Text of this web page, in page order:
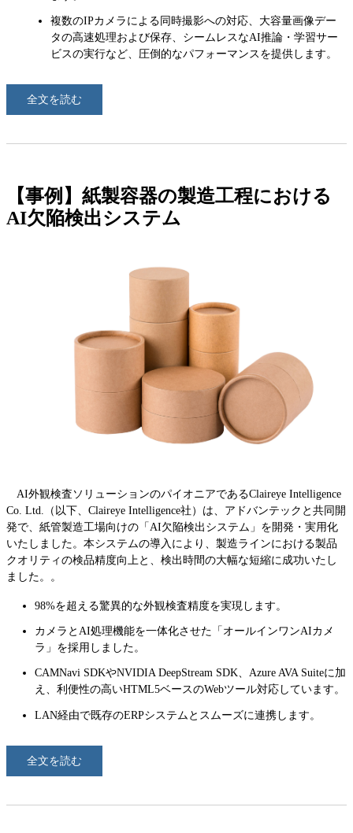
複数のIPカメラによる同時撮影への対応、大容量画像デー
タの高速処理および保存、シームレスなAI推論・学習サー
ビスの実行など、圧倒的なパフォーマンスを提供します。
全文を読む
【事例】紙製容器の製造工程における
AI欠陥検出システム
AI外観検査ソリューションのパイオニアであるClaireye Intelligence
Co. Ltd.（以下、Claireye Intelligence社）は、アドバンテックと共同開
発で、紙管製造工場向けの「AI欠陥検出システム」を開発・実用化
いたしました。本システムの導入により、製造ラインにおける製品
クオリティの検品精度向上と、検出時間の大幅な短縮に成功いたし
ました。。
98%を超える驚異的な外観検査精度を実現します。
カメラとAI処理機能を一体化させた「オールインワンAIカメ
ラ」を採用しました。
CAMNavi SDKやNVIDIA DeepStream SDK、Azure AVA Suiteに加
え、利便性の高いHTML5ベースのWebツール対応しています。
LAN経由で既存のERPシステムとスムーズに連携します。
全文を読む